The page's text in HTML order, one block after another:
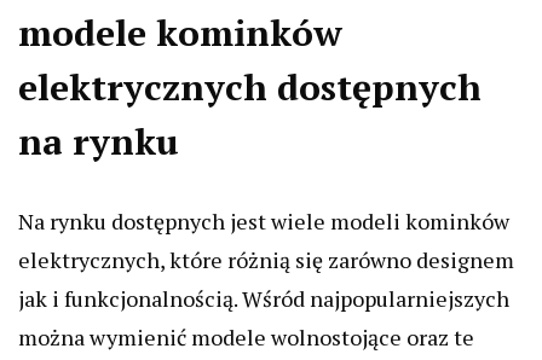
modele kominków
elektrycznych dostępnych
na rynku
Na rynku dostępnych jest wiele modeli kominków
elektrycznych, które różnią się zarówno designem
jak i funkcjonalnością. Wśród najpopularniejszych
można wymienić modele wolnostojące oraz te